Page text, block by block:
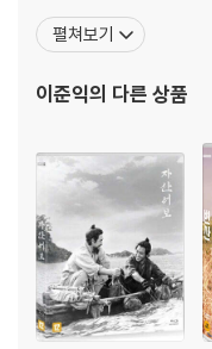
※ 4K블루레이, 3D 블루레
1) 4K UHD 디스크는 대용
이어를 사용하셔야 합니다.
2) 3D 블루레이는 전용 플
니다.
※ 아웃케이스/구성품/포장
1) 제작/배송 과정에서 경
발생할 수 있습니다. 반품
다.
을 과시해왔다. 2003년에는 퓨전사극이라는 새로운 장르를 연 〈황
산벌〉을 제작/연출하여
고하고 짜임새 있게 표현
펼쳐보기
이준익의 다른 상품